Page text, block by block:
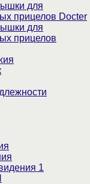
для
прицелов Docter
для
прицелов
1